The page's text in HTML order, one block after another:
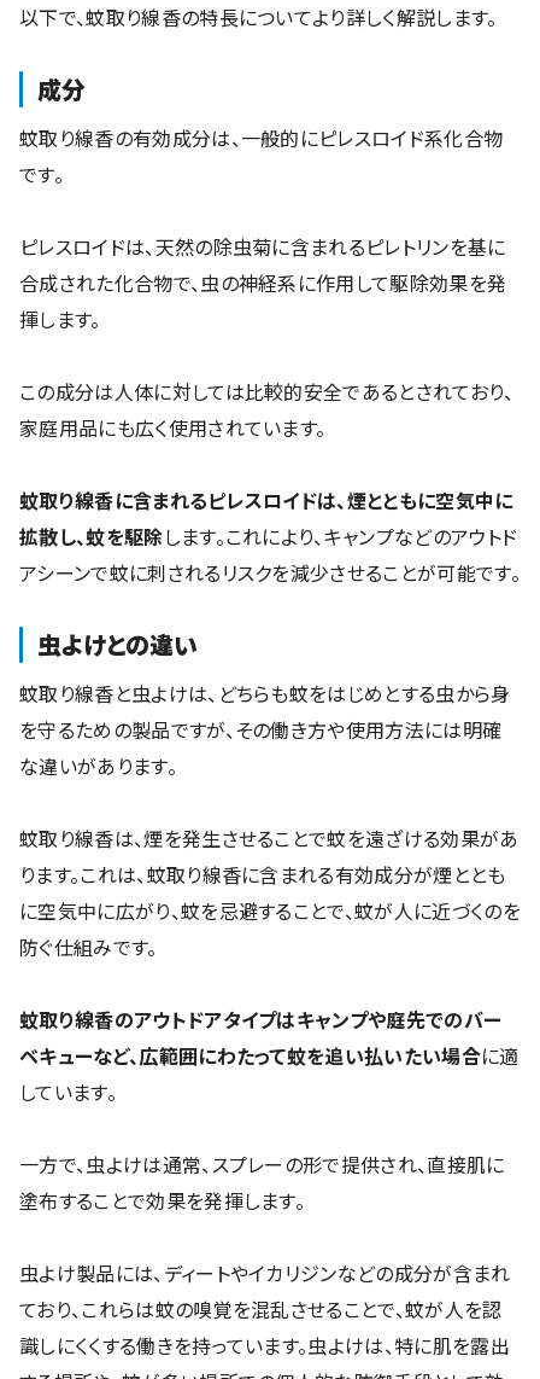
以下で、蚊取り線香の特長についてより詳しく解説します。
成分
蚊取り線香の有効成分は、一般的にピレスロイド系化合物
です。
ピレスロイドは、天然の除虫菊に含まれるピレトリンを基に
合成された化合物で、虫の神経系に作用して駆除効果を発
揮します。
この成分は人体に対しては比較的安全であるとされており、
家庭用品にも広く使用されています。
蚊取り線香に含まれるピレスロイドは、煙とともに空気中に
拡散し、蚊を駆除します。これにより、キャンプなどのアウトド
アシーンで蚊に刺されるリスクを減少させることが可能です。
虫よけとの違い
蚊取り線香と虫よけは、どちらも蚊をはじめとする虫から身
を守るための製品ですが、その働き方や使用方法には明確
な違いがあります。
蚊取り線香は、煙を発生させることで蚊を遠ざける効果があ
ります。これは、蚊取り線香に含まれる有効成分が煙ととも
に空気中に広がり、蚊を忌避することで、蚊が人に近づくのを
防ぐ仕組みです。
蚊取り線香のアウトドアタイプはキャンプや庭先でのバー
ベキューなど、広範囲にわたって蚊を追い払いたい場合に適
しています。
一方で、虫よけは通常、スプレーの形で提供され、直接肌に
塗布することで効果を発揮します。
虫よけ製品には、ディートやイカリジンなどの成分が含まれ
ており、これらは蚊の嗅覚を混乱させることで、蚊が人を認
識しにくくする働きを持っています。虫よけは、特に肌を露出